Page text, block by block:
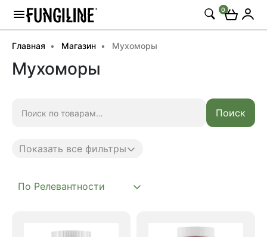
0
Главная Магазин Мухоморы
Мухоморы
Поиск
Показать все фильтры